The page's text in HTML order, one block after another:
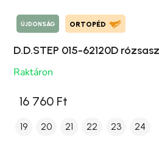
ÚJDONSÁG ORTOPÉD
D.D.STEP 015-62120D
Raktáron
16 760 Ft
19 20 21 22 23 24